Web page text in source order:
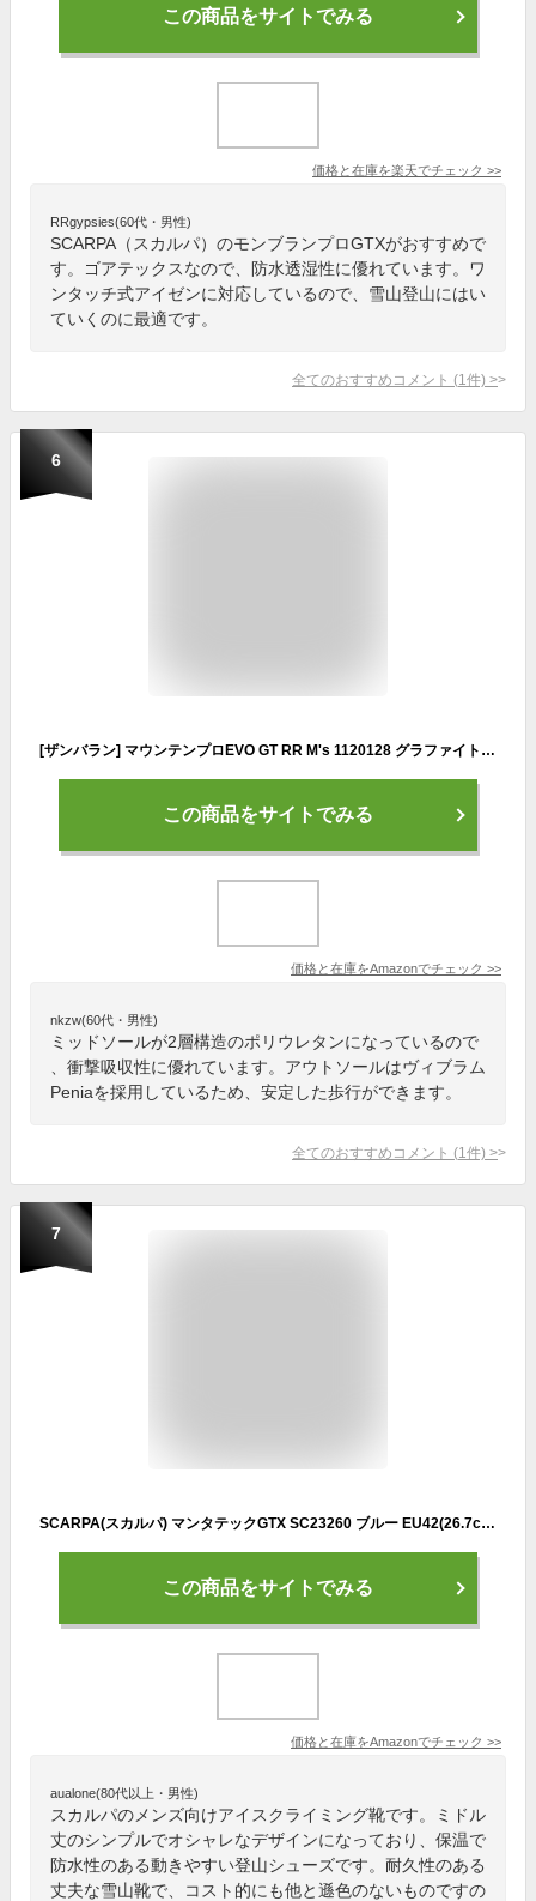
この商品をサイトでみる
価格と在庫を楽天でチェック >>
RRgypsies(60代・男性)
SCARPA（スカルパ）のモンブランプロGTXがおすすめで
す。ゴアテックスなので、防水透湿性に優れています。ワ
ンタッチ式アイゼンに対応しているので、雪山登山にはい
ていくのに最適です。
全てのおすすめコメント (1 件) >
6
[ザンバラン] マウンテンプロEVO GT RR M's 1120128 グラファイト/オレンジ(131) EUR43(26.7cm)
この商品をサイトでみる
価格と在庫をAmazonでチェック >>
nkzw(60代・男性)
ミッドソールが2層構造のポリウレタンになっているので
、衝撃吸収性に優れています。アウトソールはヴィブラム
Peniaを採用しているため、安定した歩行ができます。
全てのおすすめコメント (1 件) >
7
SCARPA(スカルパ) マンタテックGTX SC23260 ブルー EU42(26.7cm)
この商品をサイトでみる
価格と在庫をAmazonでチェック >>
aualone(80代以上・男性)
スカルパのメンズ向けアイスクライミング靴です。ミドル
丈のシンプルでオシャレなデザインになっており、保温で
防水性のある動きやすい登山シューズです。耐久性のある
丈夫な雪山靴で、コスト的にも他と遜色のないものですの